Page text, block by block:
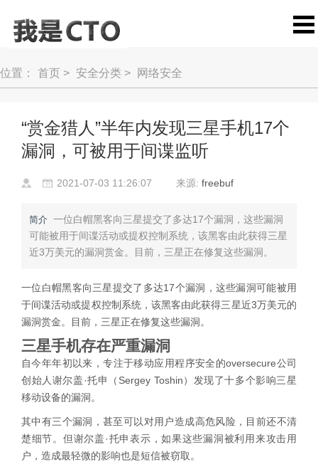
位置： 首页 > 安全分类 > 网络安全
“赏金猎人”半年内发现三星手机17个
漏洞，可被用于间谍监听
2021-07-03 11:26:07 来源: freebuf
简介 一位白帽黑客向三星提交了多达17个漏洞，这些漏洞
可能被用于间谍活动或提权控制系统，该黑客由此获得三星
近3万美元的漏洞赏金。目前，三星正在修复这些漏洞。
一位白帽黑客向三星提交了多达17个漏洞，这些漏洞可能被用
于间谍活动或提权控制系统，该黑客由此获得三星近3万美元的
漏洞赏金。目前，三星正在修复这些漏洞。
三星手机存在严重漏洞
自今年年初以来，专注于移动应用程序安全的oversecure公司
创始人谢尔盖·托申（Sergey Toshin）发现了十多个影响三星
移动设备的漏洞。
其中有三个漏洞，甚至可以对用户造成高危风险，目前还不清
楚细节。但谢尔盖·托申表示，如果这些漏洞被利用来攻击用
户，造成最轻微的影响也是短信被窃取。